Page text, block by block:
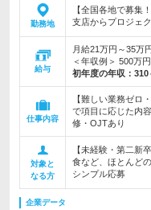
勤務地
【全国各地で募
支店からプロジェ
給与
月給21万円～35万
＜年収例＞ 500万
初年度の年収： 310
仕事内容
【難しい業務ゼロ
で項目に応じた内
修・OJTあり
対象と
なる方
【未経験・第二新
食など、ほとんど
シンプル応募
企業データ